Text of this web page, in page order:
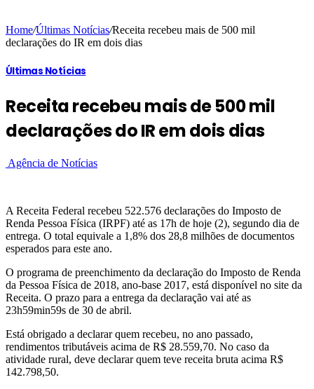
Home/Últimas Notícias/Receita recebeu mais de 500 mil
declarações do IR em dois dias
Últimas Notícias
Receita recebeu mais de 500 mil
declarações do IR em dois dias
Agência de Notícias
A Receita Federal recebeu 522.576 declarações do Imposto de
Renda Pessoa Física (IRPF) até as 17h de hoje (2), segundo dia de
entrega. O total equivale a 1,8% dos 28,8 milhões de documentos
esperados para este ano.
O programa de preenchimento da declaração do Imposto de Renda
da Pessoa Física de 2018, ano-base 2017, está disponível no site da
Receita. O prazo para a entrega da declaração vai até as
23h59min59s de 30 de abril.
Está obrigado a declarar quem recebeu, no ano passado,
rendimentos tributáveis acima de R$ 28.559,70. No caso da
atividade rural, deve declarar quem teve receita bruta acima R$
142.798,50.